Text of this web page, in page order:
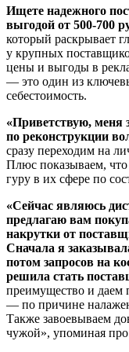
Ищете надежного
выгодой от 500-700
который раскрывает
у крупных
цены и выгоды в
— это один из
себестоимость.
«Приветствую,
по реконструкции
сразу переходим на
Плюс показываем,
гуру в их сфере по
«Сейчас являюсь
предлагаю вам
накрутки от
Сначала я
потом запросов на
решила стать
преимущество и даем
— по причине
Также завоевываем
чужой», упоминая